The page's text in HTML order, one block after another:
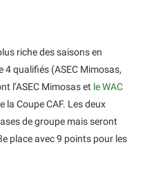
riche des saisons en
qualifiés (ASEC Mimosas,
l’ASEC Mimosas et le WAC
la Coupe CAF. Les deux
de groupe mais seront
place avec 9 points pour les